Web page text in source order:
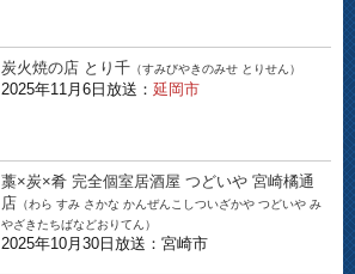
炭火焼の店 とり千 （すみびやきのみせ とりせん）
2025年11月6日放送： 延岡市
藁×炭×肴 完全個室居酒屋 つどいや 宮崎橘通
店 （わら すみ さかな かんぜんこしついざかや つどいや み
やざきたちばなどおりてん）
2025年10月30日放送：宮崎市